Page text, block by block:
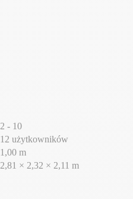
2 - 10
12 użytkowników
1,00 m
2,81 × 2,32 × 2,11 m